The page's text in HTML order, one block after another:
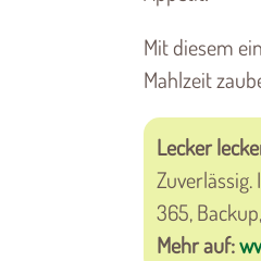
Mit diesem
Mahlzeit
Lecker
365,
Mehr auf: